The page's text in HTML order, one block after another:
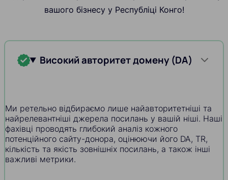
вашого бізнесу у Республіці Конго!
Високий авторитет домену (DA)
Ми ретельно відбираємо лише найавторитетніші та
найрелевантніші джерела посилань у вашій ніші. Наші
фахівці проводять глибокий аналіз кожного
потенційного сайту-донора, оцінюючи його DA, TR,
кількість та якість зовнішніх посилань, а також інші
важливі метрики.